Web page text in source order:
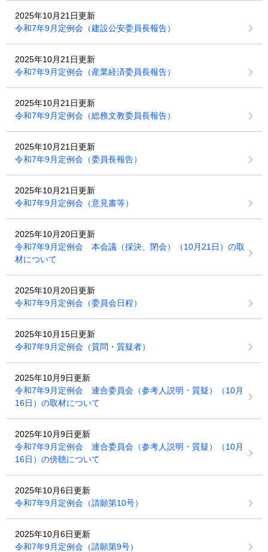
2025年10月21日更新
令和7年9月定例会（建設公安委員長報告）
2025年10月21日更新
令和7年9月定例会（産業経済委員長報告）
2025年10月21日更新
令和7年9月定例会（総務文教委員長報告）
2025年10月21日更新
令和7年9月定例会（委員長報告）
2025年10月21日更新
令和7年9月定例会（意見書等）
2025年10月20日更新
令和7年9月定例会 本会議（採決、閉会）（10月21日）の取
材について
2025年10月20日更新
令和7年9月定例会（委員会日程）
2025年10月15日更新
令和7年9月定例会（質問・質疑者）
2025年10月9日更新
令和7年9月定例会 連合委員会（参考人説明・質疑）（10月
16日）の取材について
2025年10月9日更新
令和7年9月定例会 連合委員会（参考人説明・質疑）（10月
16日）の傍聴について
2025年10月6日更新
令和7年9月定例会（請願第10号）
2025年10月6日更新
令和7年9月定例会（請願第9号）